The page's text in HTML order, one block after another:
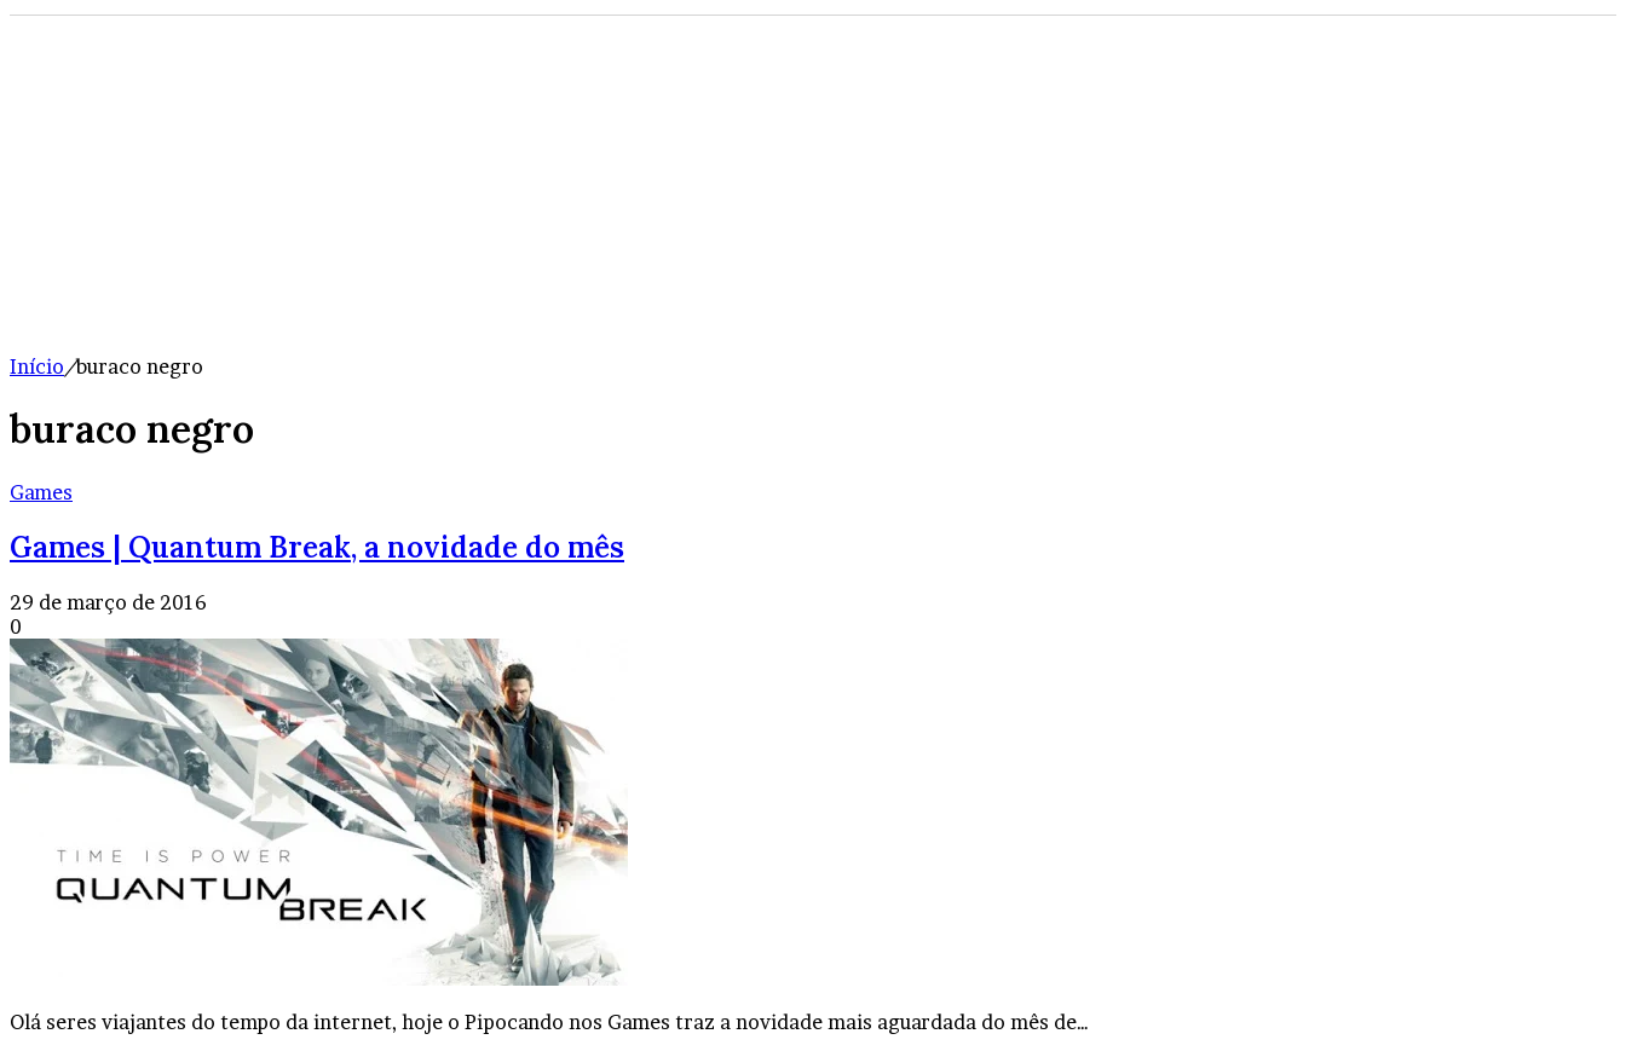
Início/buraco negro
buraco negro
Games
Games | Quantum Break, a novidade do mês
29 de março de 2016
0
Olá seres viajantes do tempo da internet, hoje o Pipocando nos Games traz a novidade mais aguardada do mês de…